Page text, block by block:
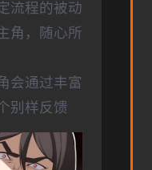
流程的被动
角，随心所
会通过丰富
别样反馈